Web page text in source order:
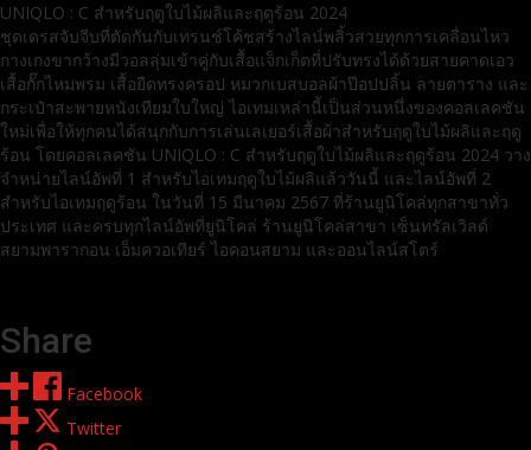
UNIQLO : C สำหรับฤดูใบไม้ผลิและฤดูร้อน 2024
ชุดเดรสจับจีบที่ตัดกันกับเทรนช์โค้ชสร้างไลน์พลิ้วสวยทุกการเคลื่อนไหว
กางเกงขากว้างมีวอลลุ่มเข้าคู่กับเสื้อแจ็กเก็ตที่ปรับทรงได้ด้วยสายคาดเอว
เสื้อกั๊กไหมพรม เสื้อยืดทรงครอป หมวกเบสบอลผ้าป๊อปปลิ้น ลายตาราง และ
กระเป๋าสะพายหนังเทียมใบใหญ่ ไอเทมเหล่านี้เป็นส่วนหนึ่งของคอลเลคชัน
ใหม่เพื่อให้ทุกคนได้สนุกกับการเล่นเลเยอร์เสื้อผ้าสำหรับฤดูใบไม้ผลิและฤดู
ร้อน โดยคอลเลคชัน UNIQLO : C สำหรับฤดูใบไม้ผลิและฤดูร้อน 2024 วาง
จำหน่ายไลน์อัพที่ 1 สำหรับไอเทมฤดูใบไม้ผลิแล้ววันนี้ และไลน์อัพที่ 2
สำหรับไอเทมฤดูร้อน ในวันที่ 15 มีนาคม 2567 ที่ร้านยูนิโคล่ทุกสาขาทั่ว
ประเทศ และครบทุกไลน์อัพที่ยูนิโคล่ ร้านยูนิโคล่สาขา เซ็นทรัลเวิลด์
สยามพารากอน เอ็มควอเทียร์ ไอคอนสยาม และออนไลน์สโตร์
Share
Facebook
Twitter